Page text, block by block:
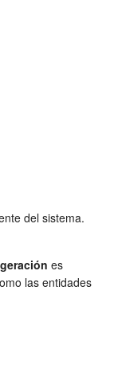
del sistema.
es
las entidades